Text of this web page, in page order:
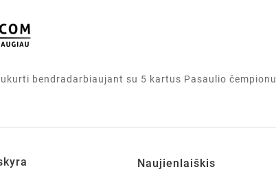
bendradarbiaujant su 5 kartus Pasaulio čempionu
Naujienlaiškis